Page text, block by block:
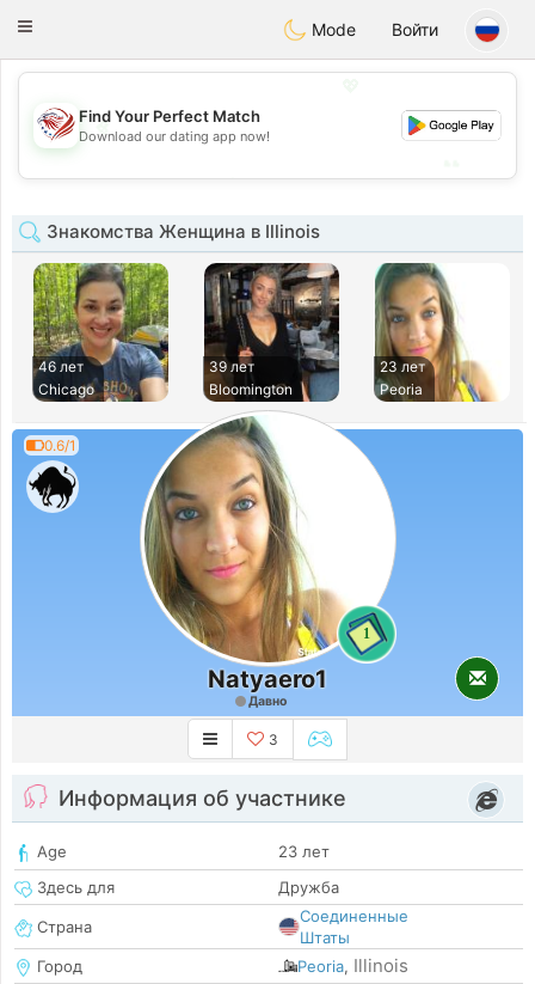
Dating
Toggle
Mode Войти
💖
💕
Find Your Perfect Match
Download our dating app now!
Знакомства Женщина в Illinois
46 лет
Chicago
39 лет
Bloomington
23 лет
Peoria
0.6/1
1
Natyaero1
Давно
3
Информация об участнике
Age
23 лет
Здесь для
Дружба
Страна
Соединенные
Штаты
Город
Peoria, Illinois